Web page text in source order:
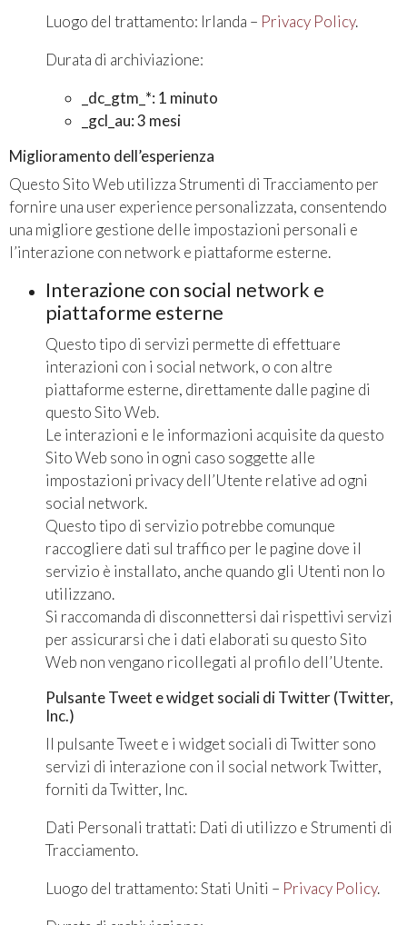
Luogo del trattamento: Irlanda – Privacy Policy.
Durata di archiviazione:
_dc_gtm_*: 1 minuto
_gcl_au: 3 mesi
Miglioramento dell’esperienza
Questo Sito Web utilizza Strumenti di Tracciamento per
fornire una user experience personalizzata, consentendo
una migliore gestione delle impostazioni personali e
l’interazione con network e piattaforme esterne.
Interazione con social network e
piattaforme esterne
Questo tipo di servizi permette di effettuare
interazioni con i social network, o con altre
piattaforme esterne, direttamente dalle pagine di
questo Sito Web.
Le interazioni e le informazioni acquisite da questo
Sito Web sono in ogni caso soggette alle
impostazioni privacy dell’Utente relative ad ogni
social network.
Questo tipo di servizio potrebbe comunque
raccogliere dati sul traffico per le pagine dove il
servizio è installato, anche quando gli Utenti non lo
utilizzano.
Si raccomanda di disconnettersi dai rispettivi servizi
per assicurarsi che i dati elaborati su questo Sito
Web non vengano ricollegati al profilo dell’Utente.
Pulsante Tweet e widget sociali di Twitter (Twitter,
Inc.)
Il pulsante Tweet e i widget sociali di Twitter sono
servizi di interazione con il social network Twitter,
forniti da Twitter, Inc.
Dati Personali trattati: Dati di utilizzo e Strumenti di
Tracciamento.
Luogo del trattamento: Stati Uniti – Privacy Policy.